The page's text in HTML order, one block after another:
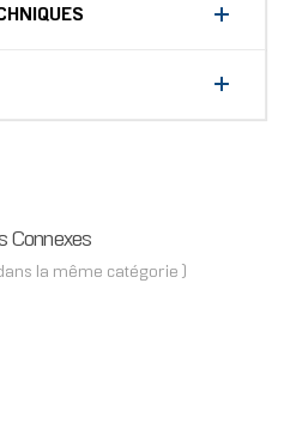
Connexes
la même catégorie )